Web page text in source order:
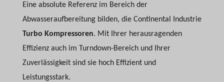
Eine absolute Referenz im Bereich der
Abwasseraufbereitung bilden, die Continental Industrie
Turbo Kompressoren. Mit Ihrer herausragenden
Effizienz auch im Turndown-Bereich und Ihrer
Zuverlässigkeit sind sie hoch Effizient und
Leistungsstark.